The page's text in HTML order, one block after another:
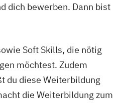
dich bewerben. Dann bist
Soft Skills, die nötig
möchtest. Zudem
du diese Weiterbildung
die Weiterbildung zum